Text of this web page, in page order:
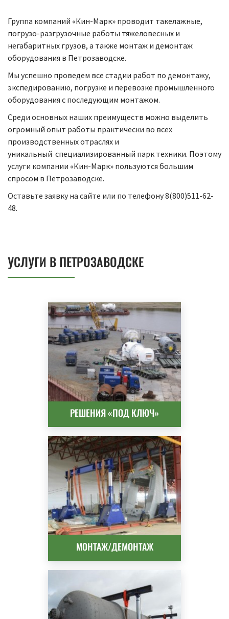
Группа компаний «Кин-Марк» проводит такелажные,
погрузо-разгрузочные работы тяжеловесных и
негабаритных грузов, а также монтаж и демонтаж
оборудования в Петрозаводске.
Мы успешно проведем все стадии работ по демонтажу,
экспедированию, погрузке и перевозке промышленного
оборудования с последующим монтажом.
Среди основных наших преимуществ можно выделить
огромный опыт работы практически во всех
производственных отраслях и
уникальный специализированный парк техники. Поэтому
услуги компании «Кин-Марк» пользуются большим
спросом в Петрозаводске.
Оставьте заявку на сайте или по телефону 8(800)511-62-
48.
УСЛУГИ В ПЕТРОЗАВОДСКЕ
РЕШЕНИЯ «ПОД КЛЮЧ»
МОНТАЖ/ДЕМОНТАЖ